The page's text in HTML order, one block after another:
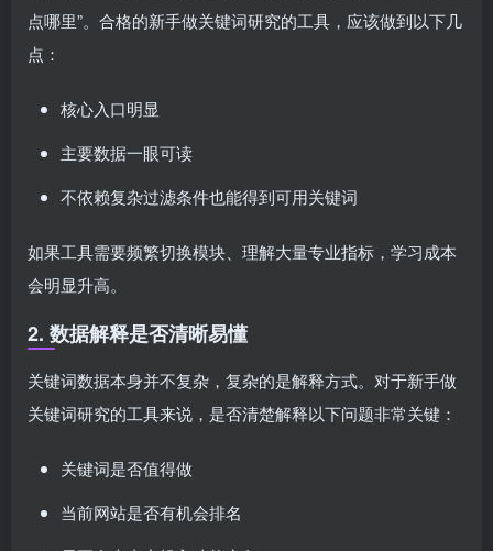
点哪里”。合格的新手做关键词研究的工具，应该做到以下几
点：
核心入口明显
主要数据一眼可读
不依赖复杂过滤条件也能得到可用关键词
如果工具需要频繁切换模块、理解大量专业指标，学习成本
会明显升高。
2. 数据解释是否清晰易懂
关键词数据本身并不复杂，复杂的是解释方式。对于新手做
关键词研究的工具来说，是否清楚解释以下问题非常关键：
关键词是否值得做
当前网站是否有机会排名